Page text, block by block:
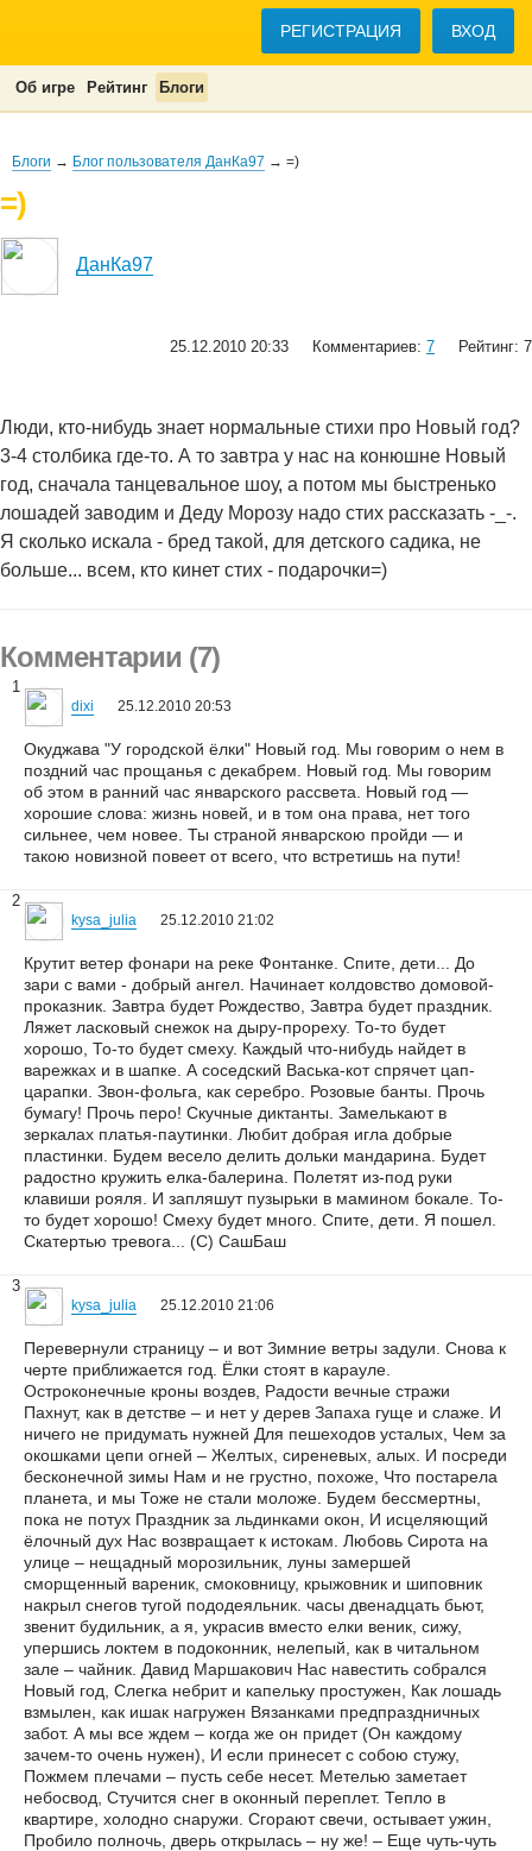
РЕГИСТРАЦИЯ ВХОД
Об игре Рейтинг Блоги
Блоги → Блог пользователя ДанКа97 → =)
=)
ДанКа97
25.12.2010 20:33 Комментариев: 7 Рейтинг: 7
Люди, кто-нибудь знает нормальные стихи про Новый год?
3-4 столбика где-то. А то завтра у нас на конюшне Новый
год, сначала танцевальное шоу, а потом мы быстренько
лошадей заводим и Деду Морозу надо стих рассказать -_-.
Я сколько искала - бред такой, для детского садика, не
больше... всем, кто кинет стих - подарочки=)
Комментарии (7)
1
dixi 25.12.2010 20:53
Окуджава "У городской ёлки" Новый год. Мы говорим о нем в
поздний час прощанья с декабрем. Новый год. Мы говорим
об этом в ранний час январского рассвета. Новый год —
хорошие слова: жизнь новей, и в том она права, нет того
сильнее, чем новее. Ты страной январскою пройди — и
такою новизной повеет от всего, что встретишь на пути!
2
kysa_julia 25.12.2010 21:02
Крутит ветер фонари на реке Фонтанке. Спите, дети... До
зари с вами - добрый ангел. Начинает колдовство домовой-
проказник. Завтра будет Рождество, Завтра будет праздник.
Ляжет ласковый снежок на дыру-прореху. То-то будет
хорошо, То-то будет смеху. Каждый что-нибудь найдет в
варежках и в шапке. А соседский Васька-кот спрячет цап-
царапки. Звон-фольга, как серебро. Розовые банты. Прочь
бумагу! Прочь перо! Скучные диктанты. Замелькают в
зеркалах платья-паутинки. Любит добрая игла добрые
пластинки. Будем весело делить дольки мандарина. Будет
радостно кружить елка-балерина. Полетят из-под руки
клавиши рояля. И запляшут пузырьки в мамином бокале. То-
то будет хорошо! Смеху будет много. Спите, дети. Я пошел.
Скатертью тревога... (С) СашБаш
3
kysa_julia 25.12.2010 21:06
Перевернули страницу – и вот Зимние ветры задули. Снова к
черте приближается год. Ёлки стоят в карауле.
Остроконечные кроны воздев, Радости вечные стражи
Пахнут, как в детстве – и нет у дерев Запаха гуще и слаже. И
ничего не придумать нужней Для пешеходов усталых, Чем за
окошками цепи огней – Желтых, сиреневых, алых. И посреди
бесконечной зимы Нам и не грустно, похоже, Что постарела
планета, и мы Тоже не стали моложе. Будем бессмертны,
пока не потух Праздник за льдинками окон, И исцеляющий
ёлочный дух Нас возвращает к истокам. Любовь Сирота на
улице – нещадный морозильник, луны замершей
сморщенный вареник, смоковницу, крыжовник и шиповник
накрыл снегов тугой пододеяльник. часы двенадцать бьют,
звенит будильник, а я, украсив вместо елки веник, сижу,
упершись локтем в подоконник, нелепый, как в читальном
зале – чайник. Давид Маршакович Нас навестить собрался
Новый год, Слегка небрит и капельку простужен, Как лошадь
взмылен, как ишак нагружен Вязанками предпраздничных
забот. А мы все ждем – когда же он придет (Он каждому
зачем-то очень нужен), И если принесет с собою стужу,
Пожмем плечами – пусть себе несет. Метелью заметает
небосвод, Стучится снег в оконный переплет. Тепло в
квартире, холодно снаружи. Сгорают свечи, остывает ужин,
Пробило полночь, дверь открылась – ну же! – Еще чуть-чуть